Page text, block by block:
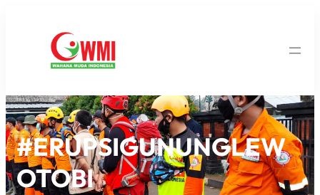
#ERUPSIGUNUNGLEW
OTOBI